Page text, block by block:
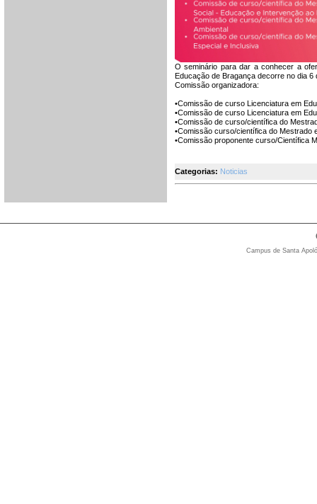
O seminário para dar a conhecer a
Educação de Bragança decorre no dia 6
Comissão organizadora:
•Comissão de curso Licenciatura em
•Comissão de curso Licenciatura em
•Comissão de curso/científica do
•Comissão curso/científica do Mestrado
•Comissão proponente curso/Científica
Categorias: Noticias
Campus de Santa